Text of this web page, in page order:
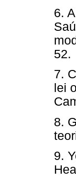
6.
52.
7.
lei
8.
9.